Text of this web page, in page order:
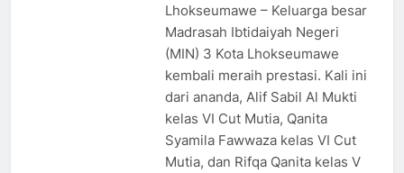
Lhokseumawe – Keluarga besar
Madrasah Ibtidaiyah Negeri
(MIN) 3 Kota Lhokseumawe
kembali meraih prestasi. Kali ini
dari ananda, Alif Sabil Al Mukti
kelas VI Cut Mutia, Qanita
Syamila Fawwaza kelas VI Cut
Mutia, dan Rifqa Qanita kelas V